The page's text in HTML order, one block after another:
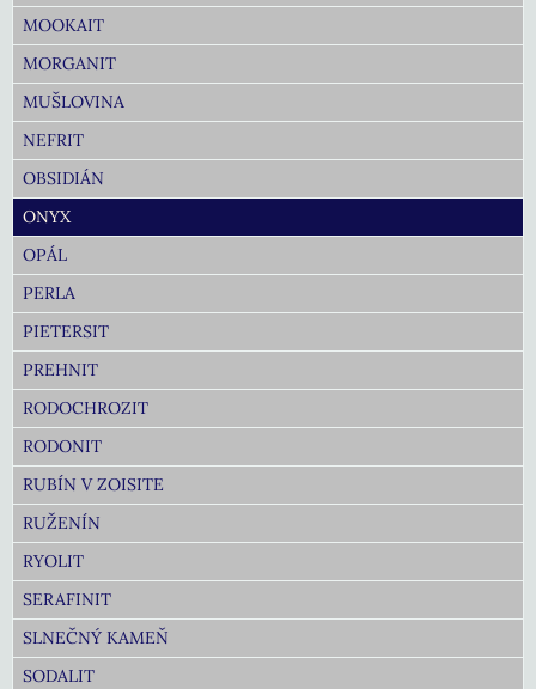
MOOKAIT
MORGANIT
MUŠLOVINA
NEFRIT
OBSIDIÁN
ONYX
OPÁL
PERLA
PIETERSIT
PREHNIT
RODOCHROZIT
RODONIT
RUBÍN V ZOISITE
RUŽENÍN
RYOLIT
SERAFINIT
SLNEČNÝ KAMEŇ
SODALIT